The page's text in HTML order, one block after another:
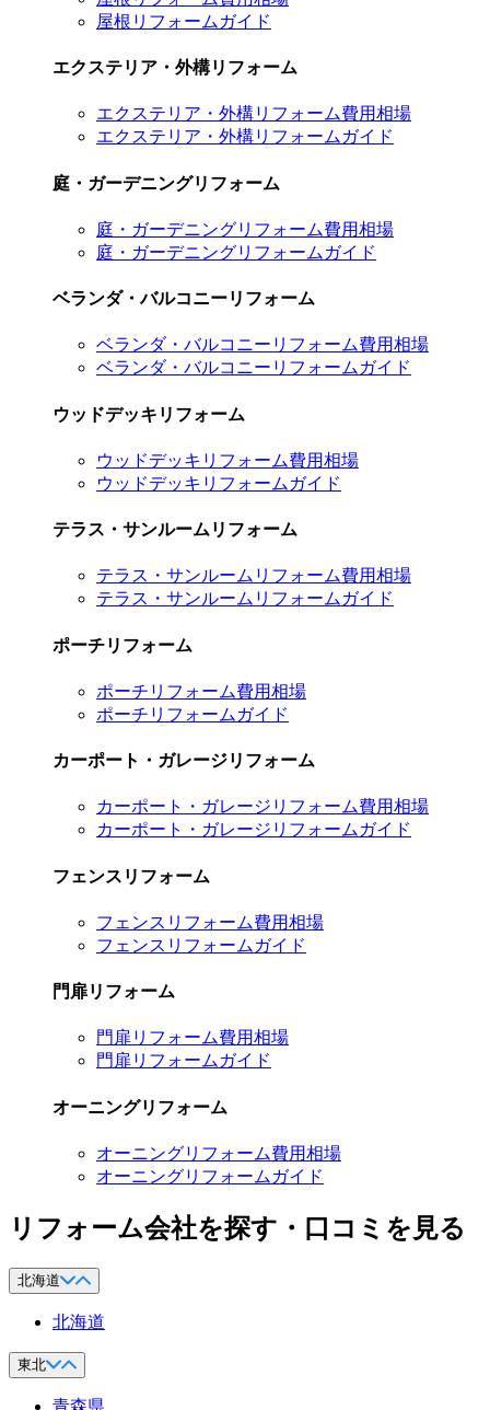
屋根リフォームガイド
エクステリア・外構リフォーム
エクステリア・外構リフォーム費用相場
エクステリア・外構リフォームガイド
庭・ガーデニングリフォーム
庭・ガーデニングリフォーム費用相場
庭・ガーデニングリフォームガイド
ベランダ・バルコニーリフォーム
ベランダ・バルコニーリフォーム費用相場
ベランダ・バルコニーリフォームガイド
ウッドデッキリフォーム
ウッドデッキリフォーム費用相場
ウッドデッキリフォームガイド
テラス・サンルームリフォーム
テラス・サンルームリフォーム費用相場
テラス・サンルームリフォームガイド
ポーチリフォーム
ポーチリフォーム費用相場
ポーチリフォームガイド
カーポート・ガレージリフォーム
カーポート・ガレージリフォーム費用相場
カーポート・ガレージリフォームガイド
フェンスリフォーム
フェンスリフォーム費用相場
フェンスリフォームガイド
門扉リフォーム
門扉リフォーム費用相場
門扉リフォームガイド
オーニングリフォーム
オーニングリフォーム費用相場
オーニングリフォームガイド
リフォーム会社を探す・口コミを見る
北海道
北海道
東北
青森県